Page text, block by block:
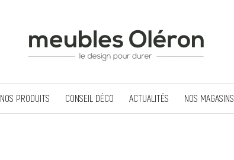
NOS PRODUITS CONSEIL DÉCO ACTUALITÉS NOS MAGASINS